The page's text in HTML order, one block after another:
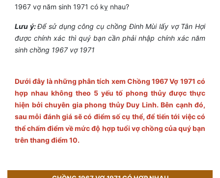
1967 vợ năm sinh 1971 có kỵ nhau?
Lưu ý:Để sử dụng công cụ chồng Đinh Mùi lấy vợ Tân Hợi
được chính xác thì quý bạn cần phải nhập chính xác năm
sinh chồng 1967 vợ 1971
Dưới đây là những phân tích xem Chồng 1967 Vợ 1971 có
hợp nhau không theo 5 yếu tố phong thủy được thực
hiện bởi chuyên gia phong thủy Duy Linh. Bên cạnh đó,
sau mỗi đánh giá sẽ có điểm số cụ thể, để tiến tới việc có
thể chấm điểm về mức độ hợp tuổi vợ chồng của quý bạn
trên thang điểm 10.